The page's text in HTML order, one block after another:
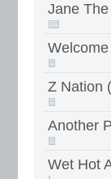
Jane
Z Nation
Another
Wet Hot